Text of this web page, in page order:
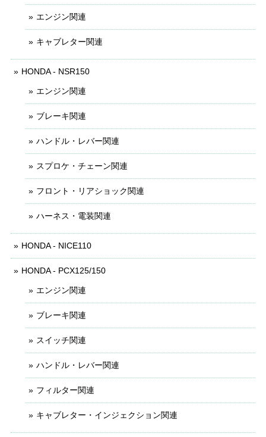
エンジン関連
キャブレター関連
HONDA - NSR150
エンジン関連
ブレーキ関連
ハンドル・レバー関連
スプロケ・チェーン関連
フロント・リアショック関連
ハーネス・電装関連
HONDA - NICE110
HONDA - PCX125/150
エンジン関連
ブレーキ関連
スイッチ関連
ハンドル・レバー関連
フィルター関連
キャブレター・インジェクション関連